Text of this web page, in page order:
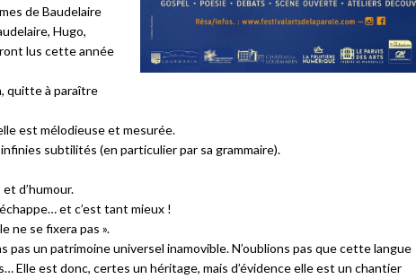
de Baudelaire
Hugo,
lus cette année
quitte à paraître
est mélodieuse et mesurée.
subtilités (en particulier par sa grammaire).
d’humour.
et c’est tant mieux !
ne se fixera pas ».
pas un patrimoine universel inamovible. N’oublions pas que cette langue
Elle est donc, certes un héritage, mais d’évidence elle est un chantier